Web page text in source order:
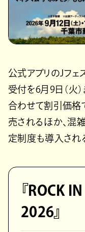
公式アプリのJフェ
受付を6月9日（火
合わせて割引価格
売されるほか、混
定制度も導入され
『ROCK
2026』